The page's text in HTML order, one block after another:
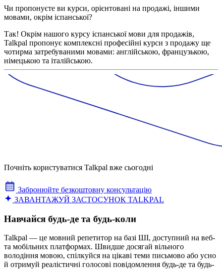
Чи пропонуєте ви курси, орієнтовані на продажі, іншими
мовами, окрім іспанської?
Так! Окрім нашого курсу іспанської мови для продажів,
Talkpal пропонує комплексні професійні курси з продажу ще
чотирма затребуваними мовами: англійською, французькою,
німецькою та італійською.
Почніть користуватися Talkpal вже сьогодні
Забронюйте безкоштовну консультацію
ЗАВАНТАЖУЙ ЗАСТОСУНОК TALKPAL
Навчайся будь-де та будь-коли
Talkpal — це мовний репетитор на базі ШІ, доступний на веб-
та мобільних платформах. Швидше досягай вільного
володіння мовою, спілкуйся на цікаві теми письмово або усно
й отримуй реалістичні голосові повідомлення будь-де та будь-